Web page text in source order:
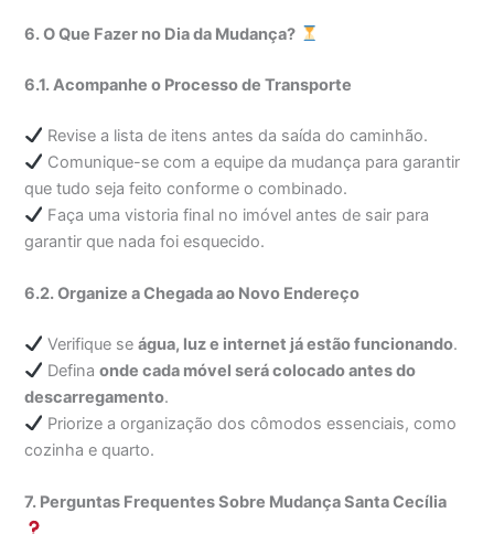
6. O Que Fazer no Dia da Mudança?
6.1. Acompanhe o Processo de Transporte
Revise a lista de itens antes da saída do caminhão.
Comunique-se com a equipe da mudança para garantir
que tudo seja feito conforme o combinado.
Faça uma vistoria final no imóvel antes de sair para
garantir que nada foi esquecido.
6.2. Organize a Chegada ao Novo Endereço
Verifique seágua, luz e internet já estão funcionando.
Definaonde cada móvel será colocado antes do
descarregamento.
Priorize a organização dos cômodos essenciais, como
cozinha e quarto.
7. Perguntas Frequentes Sobre Mudança Santa Cecília